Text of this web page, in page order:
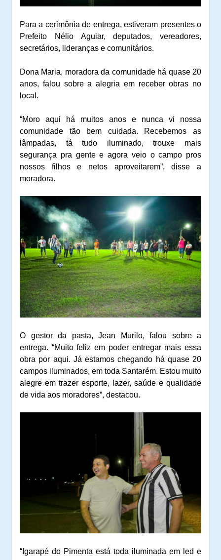
Para a cerimônia de entrega, estiveram presentes o
Prefeito Nélio Aguiar, deputados, vereadores,
secretários, lideranças e comunitários.
Dona Maria, moradora da comunidade há quase 20
anos, falou sobre a alegria em receber obras no
local.
“Moro aqui há muitos anos e nunca vi nossa
comunidade tão bem cuidada. Recebemos as
lâmpadas, tá tudo iluminado, trouxe mais
segurança pra gente e agora veio o campo pros
nossos filhos e netos aproveitarem”, disse a
moradora.
O gestor da pasta, Jean Murilo, falou sobre a
entrega. “Muito feliz em poder entregar mais essa
obra por aqui. Já estamos chegando há quase 20
campos iluminados, em toda Santarém. Estou muito
alegre em trazer esporte, lazer, saúde e qualidade
de vida aos moradores”, destacou.
“Igarapé do Pimenta está toda iluminada em led e